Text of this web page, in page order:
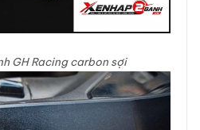
GH Racing carbon sợi